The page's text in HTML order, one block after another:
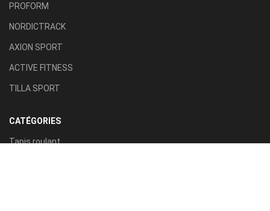
PROFORM
NORDICTRACK
AXION SPORT
ACTIVE FITNESS
TILLA SPORT
CATÉGORIES
Tapis roulant